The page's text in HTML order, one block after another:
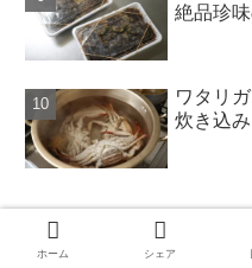
絶品珍
ワタリ
炊き込
カテゴリー
ホーム シェア